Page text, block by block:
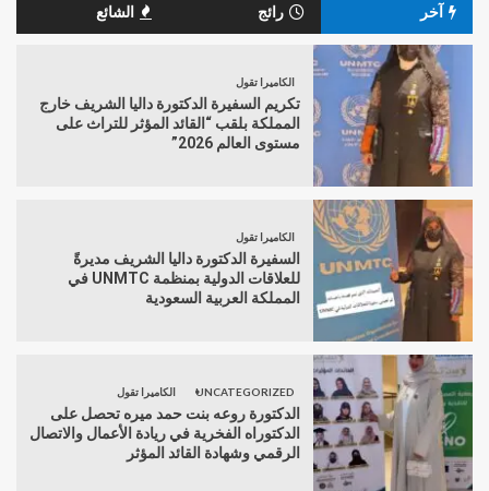
آخر رائج الشائع
الكاميرا تقول
تكريم السفيرة الدكتورة داليا الشريف خارج
المملكة بلقب “القائد المؤثر للتراث على
مستوى العالم 2026”
الكاميرا تقول
السفيرة الدكتورة داليا الشريف مديرةً
للعلاقات الدولية بمنظمة UNMTC في
المملكة العربية السعودية
UNCATEGORIZED الكاميرا تقول
الدكتورة روعه بنت حمد ميره تحصل على
الدكتوراه الفخرية في ريادة الأعمال والاتصال
الرقمي وشهادة القائد المؤثر